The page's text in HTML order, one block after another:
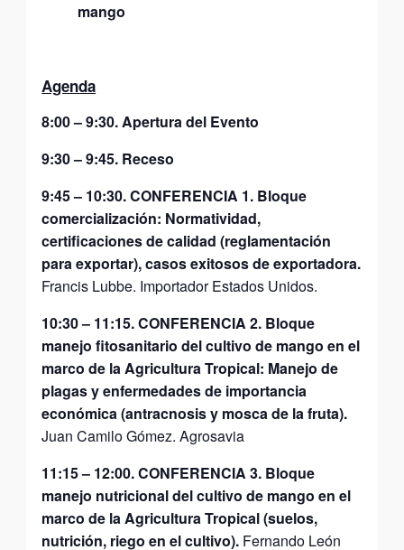
mango
Agenda
8:00 – 9:30. Apertura del Evento
9:30 – 9:45. Receso
9:45 – 10:30. CONFERENCIA 1. Bloque
comercialización: Normatividad,
certificaciones de calidad (reglamentación
para exportar), casos exitosos de exportadora.
Francis Lubbe. Importador Estados Unidos.
10:30 – 11:15. CONFERENCIA 2. Bloque
manejo fitosanitario del cultivo de mango en el
marco de la Agricultura Tropical: Manejo de
plagas y enfermedades de importancia
económica (antracnosis y mosca de la fruta).
Juan Camilo Gómez. Agrosavia
11:15 – 12:00. CONFERENCIA 3. Bloque
manejo nutricional del cultivo de mango en el
marco de la Agricultura Tropical (suelos,
nutrición, riego en el cultivo). Fernando León